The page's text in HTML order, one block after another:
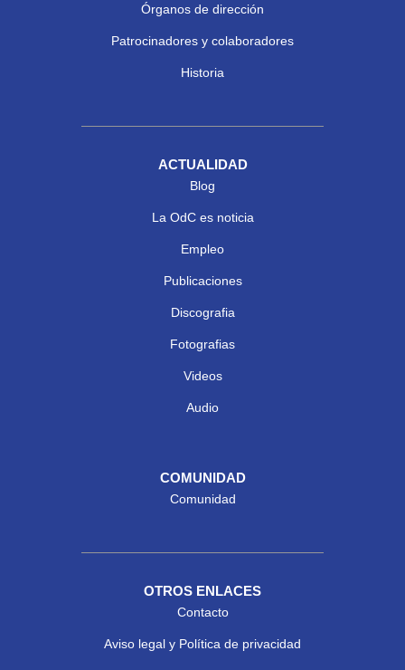
Órganos de dirección
Patrocinadores y colaboradores
Historia
ACTUALIDAD
Blog
La OdC es noticia
Empleo
Publicaciones
Discografia
Fotografias
Videos
Audio
COMUNIDAD
Comunidad
OTROS ENLACES
Contacto
Aviso legal y Política de privacidad